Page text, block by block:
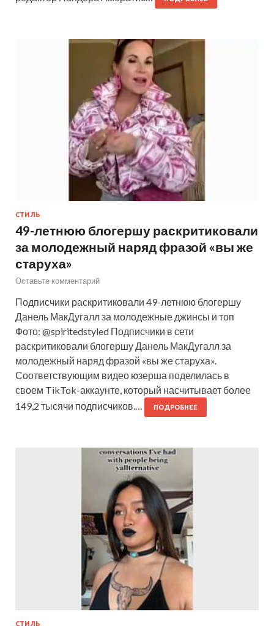
СТИЛЬ
49-летнюю блогершу раскритиковали
за молодежный наряд фразой «вы же
старуха»
Оставьте комментарий
Подписчики раскритиковали 49-летнюю блогершу
Данель МакДугалл за молодежные джинсы и топ
Фото: @spiritedstyled Подписчики в сети
раскритиковали блогершу Данель МакДугалл за
молодежный наряд фразой «вы же старуха».
Соответствующим видео юзерша поделилась в
своем TikTok-аккаунте, который насчитывает более
149,2 тысячи подписчиков.…
ПОДРОБНЕЕ
СТИЛЬ